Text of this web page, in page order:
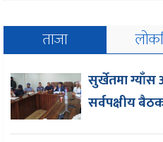
ताजा
सुर्खेतमा
सर्वपक्षीय